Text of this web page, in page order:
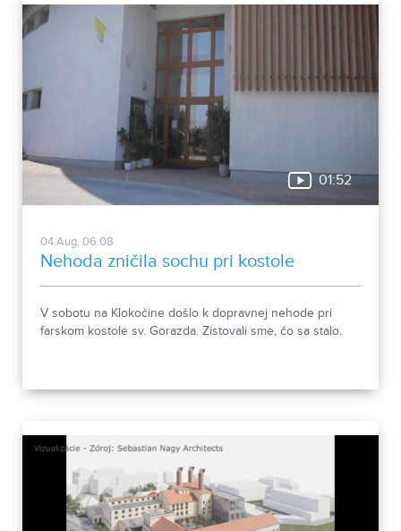
01:52
04.Aug, 06:08
Nehoda zničila sochu pri kostole
V sobotu na Klokočine došlo k dopravnej nehode pri
farskom kostole sv. Gorazda. Zistovali sme, čo sa stalo.